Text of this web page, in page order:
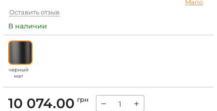
Mario
Оставить отзыв
В наличии
черный
мат
10 074.00 грн − +